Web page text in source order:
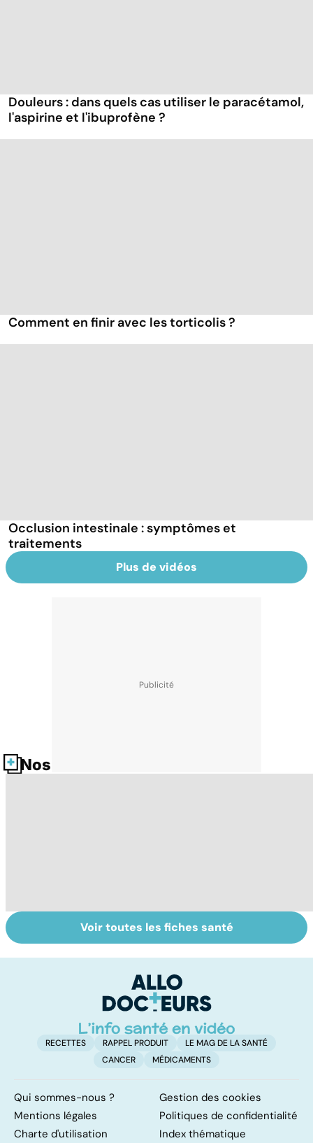
Douleurs : dans quels cas utiliser le paracétamol,
l'aspirine et l'ibuprofène ?
Comment en finir avec les torticolis ?
Occlusion intestinale : symptômes et
traitements
Plus de vidéos
Nos fiches santé
Algie vasculaire
de la face : une
Acupuncture :
comment est-
Voir toutes les fiches santé
RECETTES RAPPEL PRODUIT
LE MAG DE LA SANTÉ
CANCER
MÉDICAMENTS
Qui sommes-nous ?
Gestion des cookies
Mentions légales
Politiques de confidentialité
Charte d'utilisation
Index thématique